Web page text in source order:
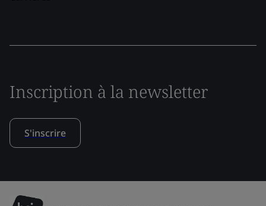
Inscription à la newsletter
S'inscrire